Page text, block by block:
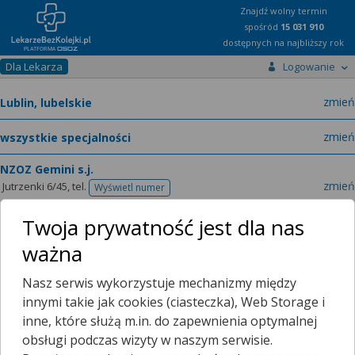
Znajdź wolny termin
spośród 15 031 910
dostępnych na najbliższy rok
Dla Lekarza Logowanie
zmień
zmień
NZOZ Gemini s.j.
Jutrzenki 6/45,tel. Wyświetl numer
telefonu zmień
Lekarze O placówce
Terminarze Filtrowanie wyników
Poradnia Ginekologiczno - Położnicza
Twoja prywatność jest dla nas
ważna
Nasz serwis wykorzystuje mechanizmy między
innymi takie jak cookies (ciasteczka), Web Storage i
inne, które służą m.in. do zapewnienia optymalnej
obsługi podczas wizyty w naszym serwisie.